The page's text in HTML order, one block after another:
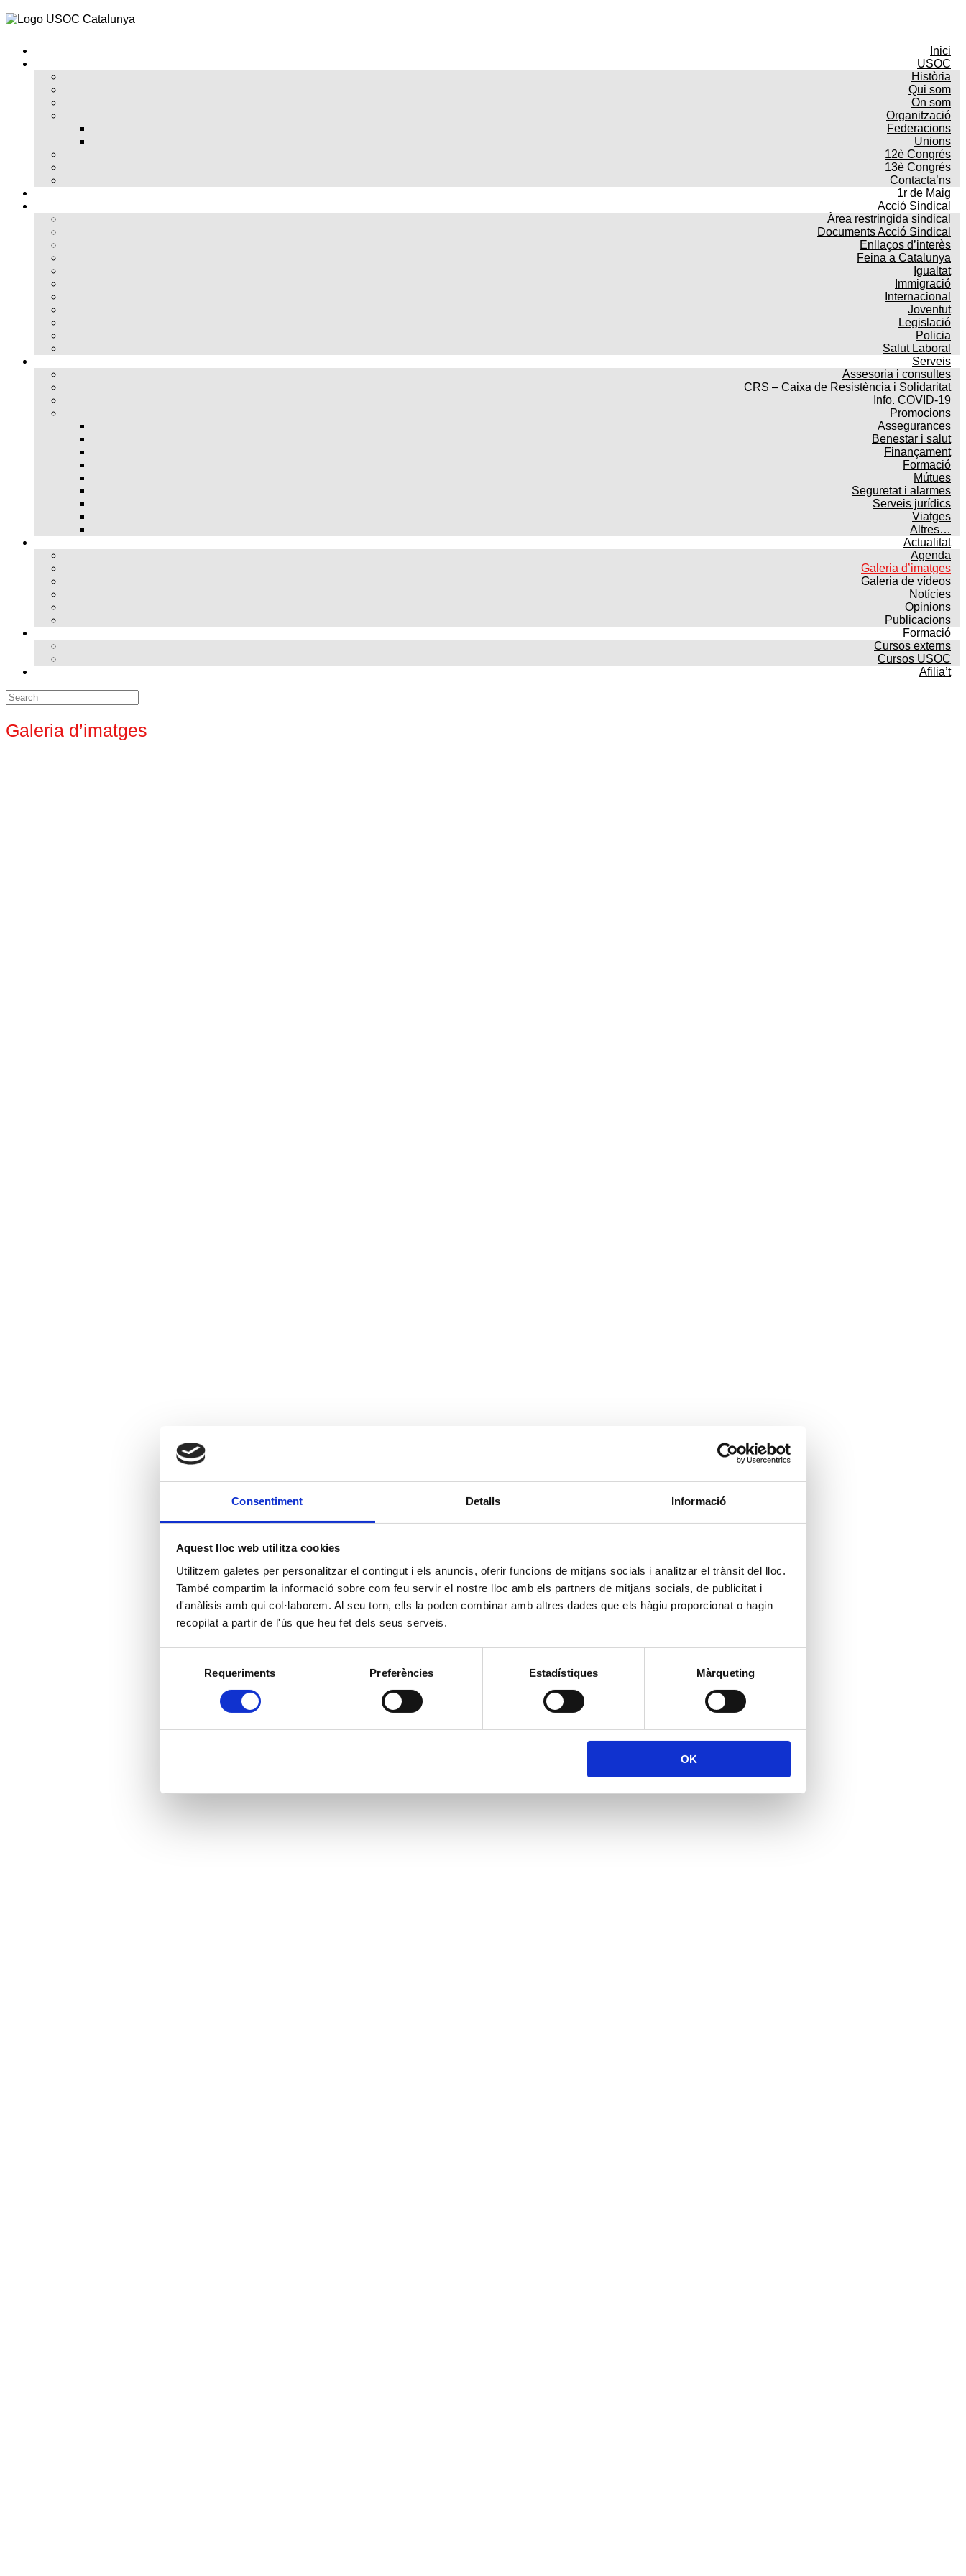
Consentiment Detalls Informació
Aquest lloc web utilitza cookies
Utilitzem galetes per personalitzar el contingut i els anuncis, oferir funcions de mitjans socials i analitzar el trànsit del lloc.
També compartim la informació sobre com feu servir el nostre lloc amb els partners de mitjans socials, de publicitat i
d'anàlisis amb qui col·laborem. Al seu torn, ells la poden combinar amb altres dades que els hàgiu proporcionat o hagin
recopilat a partir de l'ús que heu fet dels seus serveis.
consentiment
Requeriments Preferències Estadístiques Màrqueting
OK
Inici
USOC
Història
Qui som
On som
Organització
Federacions
Unions
12è Congrés
13è Congrés
Contacta’ns
1r de Maig
Acció Sindical
Àrea restringida sindical
Documents Acció Sindical
Enllaços d’interès
Feina a Catalunya
Igualtat
Immigració
Internacional
Joventut
Legislació
Policia
Salut Laboral
Serveis
Assesoria i consultes
CRS – Caixa de Resistència i Solidaritat
Info. COVID-19
Promocions
Assegurances
Benestar i salut
Finançament
Formació
Mútues
Seguretat i alarmes
Serveis jurídics
Viatges
Altres…
Actualitat
Agenda
Galeria d’imatges
Galeria de vídeos
Notícies
Opinions
Publicacions
Formació
Cursos externs
Cursos USOC
Afilia’t
Search
for:
Galeria d’imatges